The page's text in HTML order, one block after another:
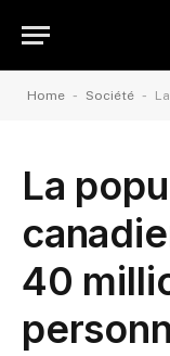
Home - Société -
La
40